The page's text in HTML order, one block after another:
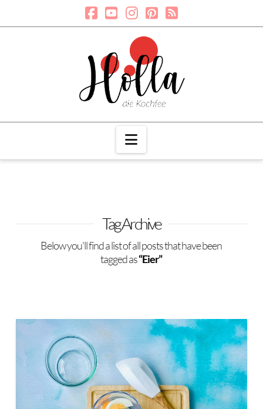
Navigation
Tag Archive
Below you'll find a list of all posts that have been
tagged as“Eier”